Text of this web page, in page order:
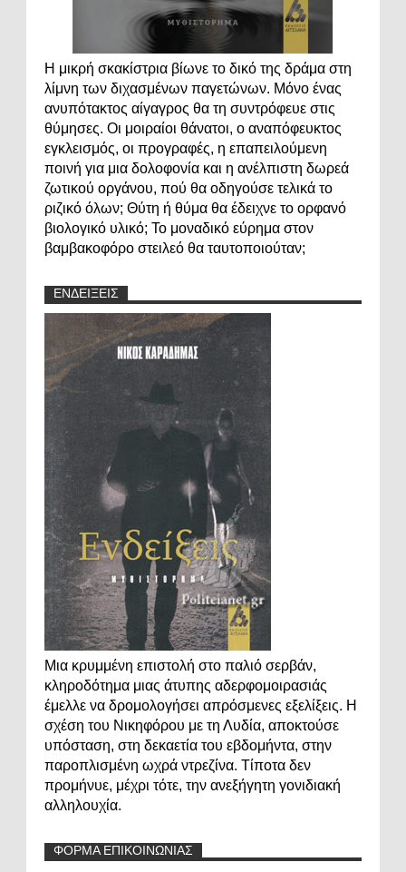
Η μικρή σκακίστρια βίωνε το δικό της δράμα στη
λίμνη των διχασμένων παγετώνων. Μόνο ένας
ανυπότακτος αίγαγρος θα τη συντρόφευε στις
θύμησες. Οι μοιραίοι θάνατοι, ο αναπόφευκτος
εγκλεισμός, οι προγραφές, η επαπειλούμενη
ποινή για μια δολοφονία και η ανέλπιστη δωρεά
ζωτικού οργάνου, πού θα οδηγούσε τελικά το
ριζικό όλων; Θύτη ή θύμα θα έδειχνε το ορφανό
βιολογικό υλικό; Το μοναδικό εύρημα στον
βαμβακοφόρο στειλεό θα ταυτοποιούταν;
ΕΝΔΕΙΞΕΙΣ
Μια κρυμμένη επιστολή στο παλιό σερβάν,
κληροδότημα μιας άτυπης αδερφομοιρασιάς
έμελλε να δρομολογήσει απρόσμενες εξελίξεις. Η
σχέση του Νικηφόρου με τη Λυδία, αποκτούσε
υπόσταση, στη δεκαετία του εβδομήντα, στην
παροπλισμένη ωχρά ντρεζίνα. Τίποτα δεν
προμήνυε, μέχρι τότε, την ανεξήγητη γονιδιακή
αλληλουχία.
ΦΟΡΜΑ ΕΠΙΚΟΙΝΩΝΙΑΣ